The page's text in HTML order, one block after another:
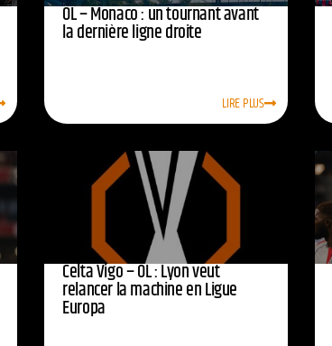
OL – Monaco : un tournant avant
la dernière ligne droite
LIRE PLUS
Celta Vigo – OL : Lyon veut
relancer la machine en Ligue
Europa